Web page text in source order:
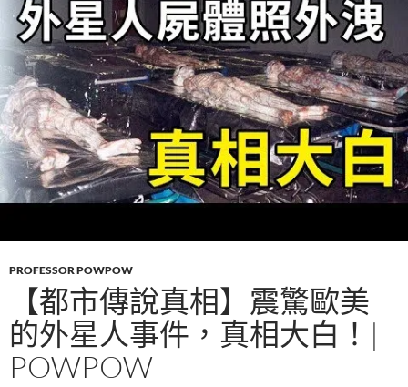
PROFESSOR POWPOW
【都市傳說真相】震驚歐美
的外星人事件，真相大白！|
POWPOW